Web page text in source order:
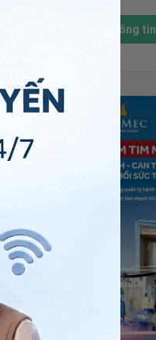
Gửi thông tin